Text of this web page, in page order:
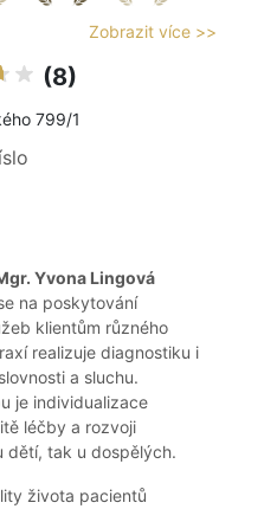
Zobrazit více >>
(8)
799/1
Yvona Lingová
na poskytování
klientům různého
realizuje diagnostiku i
a sluchu.
je individualizace
léčby a rozvoji
dětí, tak u dospělých.
života pacientů